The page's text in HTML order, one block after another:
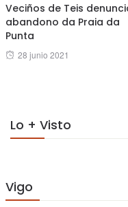
Veciños de Teis
abandono da Praia da
Punta
Posted
28 junio 2021
Lo + Visto
Vigo